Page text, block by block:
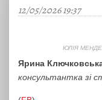
12/05/2026 19:37
ЮЛІЯ
Ярина
консультантка зі